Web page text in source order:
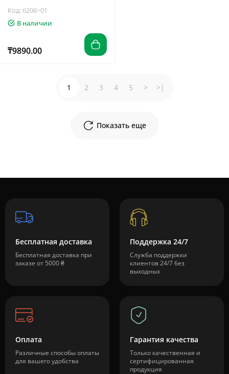
Код: 6206~01
В наличии
₸9890.00
Показать еще
1 2 3 4 5 > >|
Бесплатная доставка
Бесплатная доставка при
заказе от 5000 ₴
Поддержка 24/7
Служба поддержки
клиентов 24/7 без
выходных
Оплата
Различные способы оплаты
для вашего удобства
Гарантия качества
Только качественная и
сертифицированная
продукция